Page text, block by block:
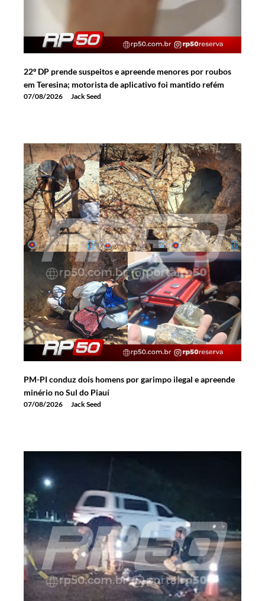
22º DP prende suspeitos e apreende menores por roubos
em Teresina; motorista de aplicativo foi mantido refém
07/08/2026 Jack Seed
PM-PI conduz dois homens por garimpo ilegal e apreende
minério no Sul do Piauí
07/08/2026 Jack Seed